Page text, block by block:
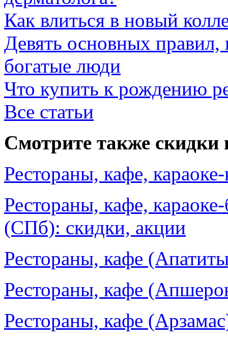
Как влиться в новый
Девять основных
богатые люди
Что купить к рождению
Все статьи
Смотрите также скидки
Рестораны, кафе,
Рестораны, кафе,
(СПб): скидки, акции
Рестораны, кафе
Рестораны, кафе
Рестораны, кафе